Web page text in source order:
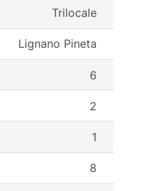
Trilocale
Lignano Pineta
6
2
1
8